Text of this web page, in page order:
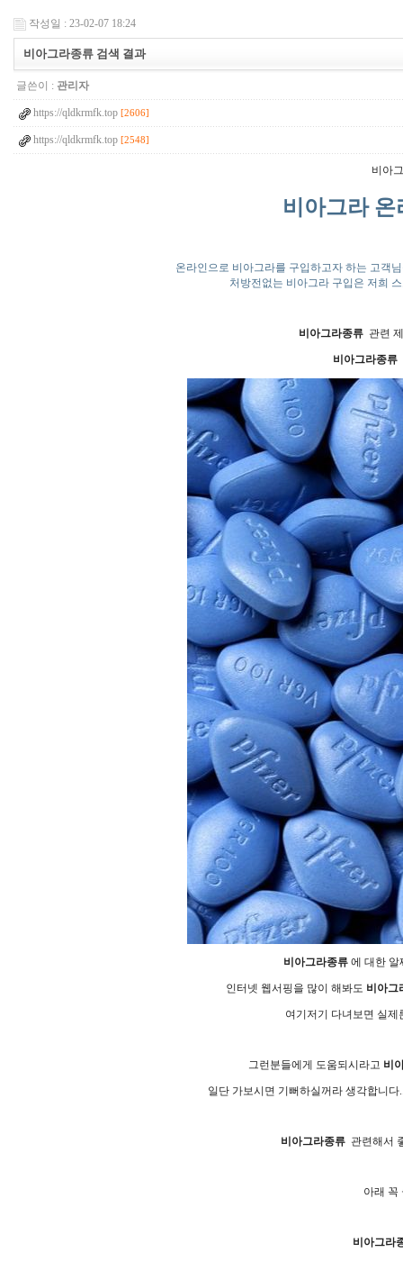
작성일 : 23-02-07 18:24
비아그라종류 검색 결과
글쓴이 : 관리자
https://qldkrmfk.top [2606]
https://qldkrmfk.top [2548]
비아
비아그라
온라인으로 비아그라를 구입하고자 하는 고객
처방전없는 비아그라 구입은 저희
비아그라종류관련 제
비아그라종류
비아그라종류 에 대한 알
인터넷 웹서핑을 많이 해봐도 비아그
여기저기 다녀보면 실제
그런분들에게 도움되시라고 비
일단 가보시면 기뻐하실꺼라 생각합니
비아그라종류 관련해서
아래 꼭
비아그라